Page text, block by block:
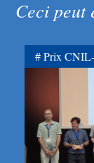
Ceci peut
Prix